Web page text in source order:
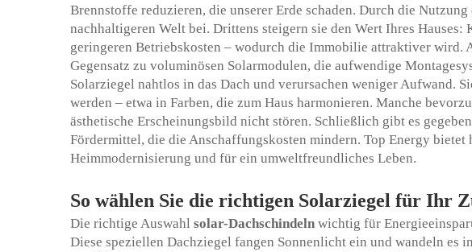
Brennstoffe reduzieren, die unserer Erde schaden. Durch die
nachhaltigeren Welt bei. Drittens steigern sie den Wert Ihres
geringeren Betriebskosten – wodurch die Immobilie attraktiver wird.
Gegensatz zu voluminösen Solarmodulen, die aufwendige
Solarziegel nahtlos in das Dach und verursachen weniger Aufwand.
werden – etwa in Farben, die zum Haus harmonieren. Manche
ästhetische Erscheinungsbild nicht stören. Schließlich gibt es
Fördermittel, die die Anschaffungskosten mindern. Top Energy bietet
Heimmodernisierung und für ein umweltfreundliches Leben.
So wählen Sie die richtigen Solarziegel für Ihr
Die richtige Auswahl solar-Dachschindeln wichtig für
Diese speziellen Dachziegel fangen Sonnenlicht ein und wandeln es